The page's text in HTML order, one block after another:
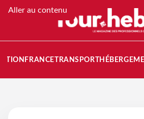
Aller au contenu
FRANCETRANSPORT